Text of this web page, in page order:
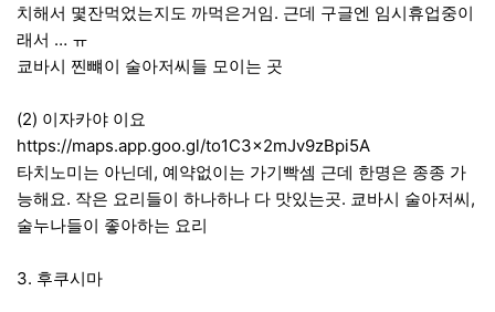
치해서 몇잔먹었는지도 까먹은거임. 근데 구글엔 임시휴업중이
래서 … ㅠ
쿄바시 찐뺴이 술아저씨들 모이는 곳
(2) 이자카야 이요
https://maps.app.goo.gl/to1C3x2mJv9zBpi5A
타치노미는 아닌데, 예약없이는 가기빡셈 근데 한명은 종종 가
능해요. 작은 요리들이 하나하나 다 맛있는곳. 쿄바시 술아저씨,
술누나들이 좋아하는 요리
3. 후쿠시마